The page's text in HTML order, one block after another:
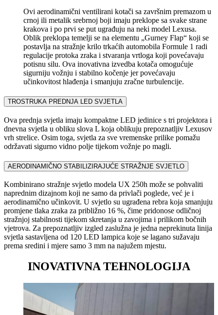
Ovi aerodinamični ventilirani kotači sa završnim premazom u
crnoj ili metalik srebrnoj boji imaju preklope sa svake strane
krakova i po prvi se put ugrađuju na neki model Lexusa.
Oblik preklopa temelji se na elementu „Gurney Flap“ koji se
postavlja na stražnje krilo trkaćih automobila Formule 1 radi
regulacije protoka zraka i stvaranja vrtloga koji povećavaju
potisnu silu. Ova inovativna izvedba kotača omogućuje
sigurniju vožnju i stabilno kočenje jer povećavaju
učinkovitost hlađenja i smanjuju zračne turbulencije.
TROSTRUKA PREDNJA LED SVJETLA
Ova prednja svjetla imaju kompaktne LED jedinice s tri projektora i
dnevna svjetla u obliku slova L koja oblikuju prepoznatljiv Lexusov
vrh strelice. Osim toga, svjetla za sve vremenske prilike pomažu
održavati sigurno vidno polje tijekom vožnje po magli.
AERODINAMIČNO STABILIZIRAJUĆE STRAŽNJE SVJETLO
Kombinirano stražnje svjetlo modela UX 250h može se pohvaliti
naprednim dizajnom koji ne samo da privlači poglede, već je i
aerodinamično učinkovit. U svjetlo su ugrađena rebra koja smanjuju
promjene tlaka zraka za približno 16 %, čime pridonose odličnoj
stražnjoj stabilnosti tijekom skretanja u zavojima i prilikom bočnih
vjetrova. Za prepoznatljiv izgled zaslužna je jedna neprekinuta linija
svjetla sastavljena od 120 LED lampica koje se lagano sužavaju
prema sredini i mjere samo 3 mm na najužem mjestu.
INOVATIVNA TEHNOLOGIJA